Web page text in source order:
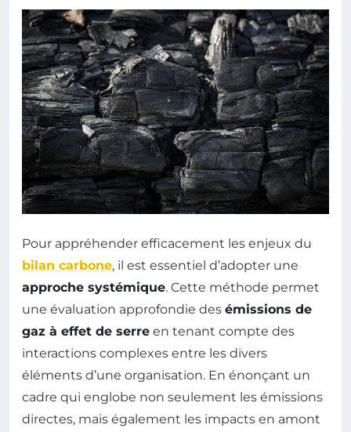
Pour appréhender efficacement les enjeux du
bilan carbone, il est essentiel d’adopter une
approche systémique. Cette méthode permet
une évaluation approfondie des émissions de
gaz à effet de serre en tenant compte des
interactions complexes entre les divers
éléments d’une organisation. En énonçant un
cadre qui englobe non seulement les émissions
directes, mais également les impacts en amont